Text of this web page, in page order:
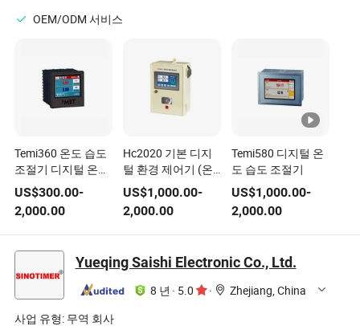
OEM/ODM 서비스
Temi360 온도 습도
조절기 디지털 온도
및 습도 조절기
US$300.00-
2,000.00
Hc2020 기본 디지
털 환경 제어기 (온
도, CO2 타이머 및
습도)
US$1,000.00-
2,000.00
Temi580 디지털 온
도 습도 조절기
US$1,000.00-
2,000.00
Yueqing Saishi Electronic Co., Ltd.
8 년 · 5.0 ·
Zhejiang, China
사업 유형: 무역 회사